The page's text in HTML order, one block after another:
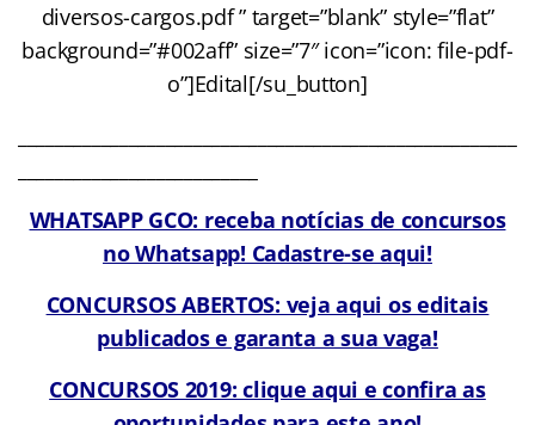
diversos-cargos.pdf ” target=”blank” style=”flat”
background=”#002aff” size=”7″ icon=”icon: file-pdf-
o”]Edital[/su_button]
WHATSAPP GCO: receba notícias de concursos
no Whatsapp! Cadastre-se aqui!
CONCURSOS ABERTOS: veja aqui os editais
publicados e garanta a sua vaga!
CONCURSOS 2019: clique aqui e confira as